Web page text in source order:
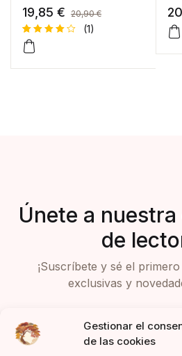
Gestionar el
de las cookies
grandiosos
19,85 € 20,90€
Valorad
4.00de
1
(1)
Únete a
de
¡Suscríbete y sé el
exclusivas y